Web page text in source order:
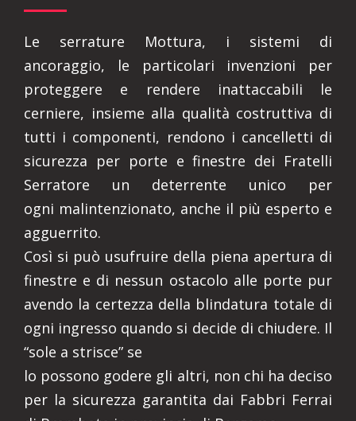
Le serrature Mottura, i sistemi di
ancoraggio, le particolari invenzioni per
proteggere e rendere inattaccabili le
cerniere, insieme alla qualità costruttiva di
tutti i componenti, rendono i cancelletti di
sicurezza per porte e finestre dei Fratelli
Serratore un deterrente unico per
ogni malintenzionato, anche il più esperto e
agguerrito.
Così si può usufruire della piena apertura di
finestre e di nessun ostacolo alle porte pur
avendo la certezza della blindatura totale di
ogni ingresso quando si decide di chiudere. Il
“sole a strisce” se
lo possono godere gli altri, non chi ha deciso
per la sicurezza garantita dai Fabbri Ferrai